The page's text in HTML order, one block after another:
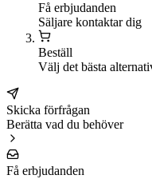
Få erbjudanden
Säljare kontaktar dig
Beställ
Välj det bästa
Skicka förfrågan
Berätta vad du behöver
Få erbjudanden